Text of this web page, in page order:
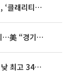
미국, 가상자산 포괄 규제 속도…상원, ‘클래리티법’ 9월 절차투표 추진
이란, 미국에 호르무즈 합의 조건 제시…美 “경기 아직 안 끝나” [종합]
[내일 날씨] 전국 무더위 계속…10일 낮 최고 34도 육박